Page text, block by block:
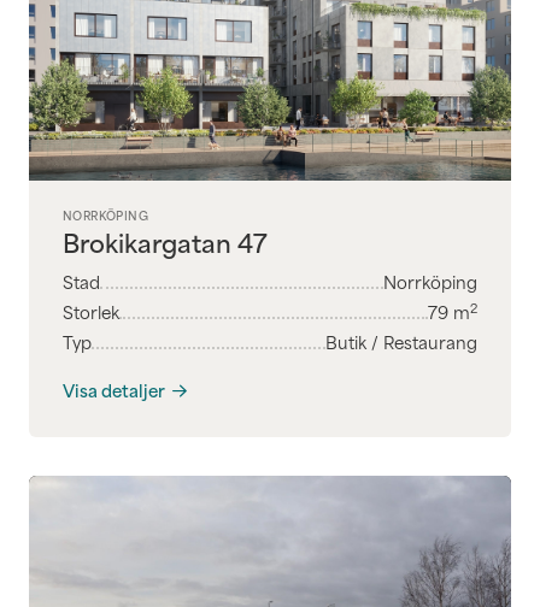
NORRKÖPING
Brokikargatan 47
Stad
Norrköping
Storlek
79 m2
Typ
Butik / Restaurang
Visa detaljer